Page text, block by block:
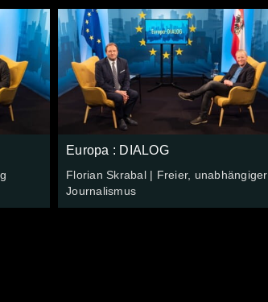
Europa : DIALOG
Florian Skrabal | Freier, unabhängiger
Journalismus